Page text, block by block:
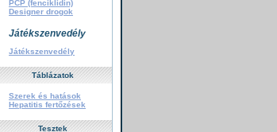
PCP (fenciklidin)
Designer drogok
Játékszenvedély
Játékszenvedély
Táblázatok
Szerek és hatások
Hepatitis fertőzések
Tesztek